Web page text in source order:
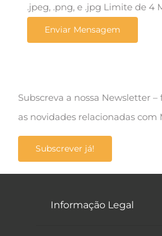
.jpeg, .png, e .jpg Limite de 4
Subscreva a nossa Newsletter
as novidades relacionadas com
Subscrever já!
Informação Legal